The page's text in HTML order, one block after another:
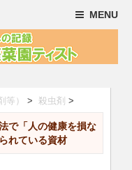
MENU
） > 殺虫剤 >
で「人の健康を損な
れている資材